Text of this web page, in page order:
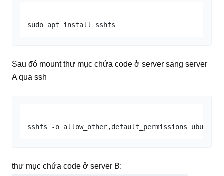
Sau đó mount thư mục chứa code ở server sang server
A qua ssh
sshfs -o allow_other,default_permissions ubuntu
thư mục chứa code ở server B: